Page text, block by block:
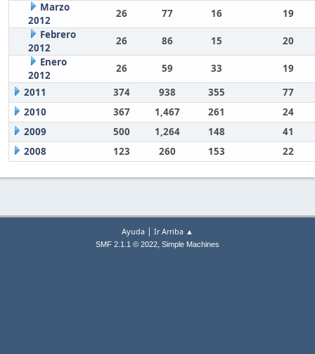
Marzo
2012
26 77 16
19
Febrero
2012
26 86 15
20
Enero
2012
26 59 33
19
2011
374 938 355
77
2010
367 1,467 261
24
2009
500 1,264 148
41
2008
123 260 153 22
Ayuda | Ir Arriba ▲
SMF 2.1.1 © 2022, Simple Machines